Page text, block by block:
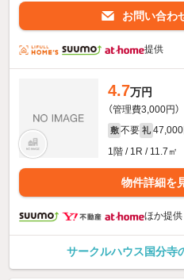
お問い合わ
提供
4.7万円
（管理費3,000円）
敷 不要 礼 47,000
1階 / 1R / 11.7㎡
物件詳細を
ほか提供
サークルハウス国分寺